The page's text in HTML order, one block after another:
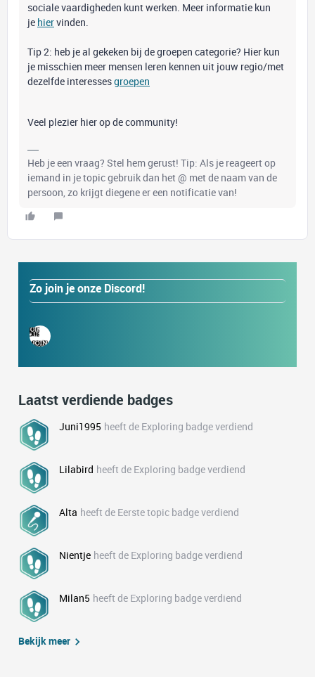
sociale vaardigheden kunt werken. Meer informatie kun
je hiervinden.
Tip 2: heb je al gekeken bij de groepen categorie? Hier kun
je misschien meer mensen leren kennen uit jouw regio/met
dezelfde interessesgroepen
Veel plezier hier op de community!
Heb je een vraag? Stel hem gerust! Tip: Als je reageert op
iemand in je topic gebruik dan het @ met de naam van de
persoon, zo krijgt diegene er een notificatie van!
Zo join je onze Discord!
Laatst verdiende badges
Juni1995 heeft de Exploring badge verdiend
Lilabird heeft de Exploring badge verdiend
Alta heeft de Eerste topic badge verdiend
Nientje heeft de Exploring badge verdiend
Milan5 heeft de Exploring badge verdiend
Bekijk meer